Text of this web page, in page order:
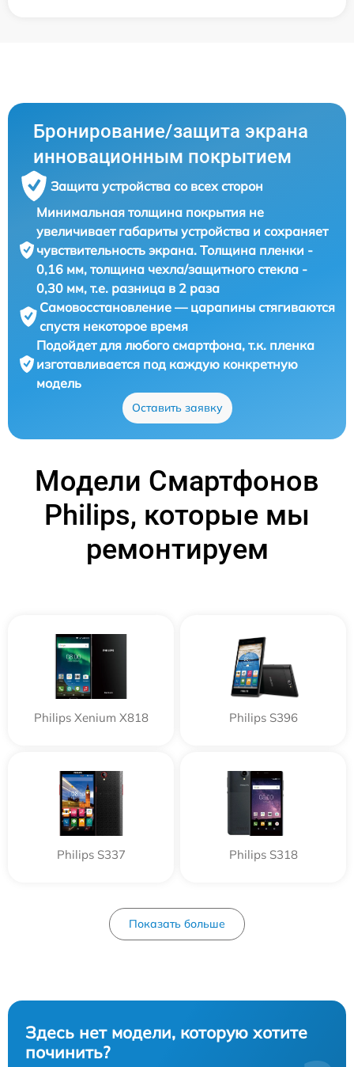
Бронирование/защита экрана
инновационным покрытием
Защита устройства со всех сторон
Минимальная толщина покрытия не
увеличивает габариты устройства и сохраняет
чувствительность экрана. Толщина пленки -
0,16 мм, толщина чехла/защитного стекла -
0,30 мм, т.е. разница в 2 раза
Самовосстановление — царапины стягиваются
спустя некоторое время
Подойдет для любого смартфона, т.к. пленка
изготавливается под каждую конкретную
модель
Оставить заявку
Модели Смартфонов
Philips, которые мы
ремонтируем
Philips Xenium X818 Philips S396
Philips S337 Philips S318
Показать больше
Здесь нет модели, которую хотите
починить?